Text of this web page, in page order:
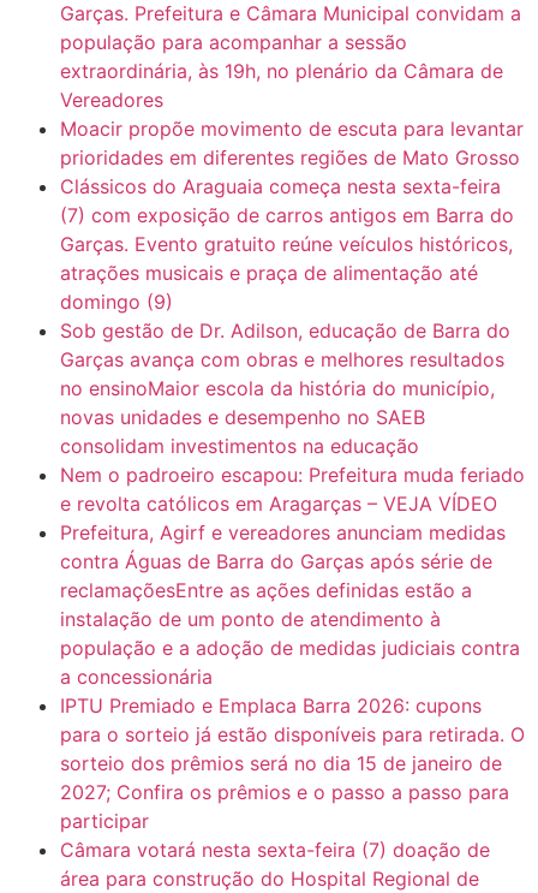
Garças. Prefeitura e Câmara Municipal convidam a
população para acompanhar a sessão
extraordinária, às 19h, no plenário da Câmara de
Vereadores
Moacir propõe movimento de escuta para levantar
prioridades em diferentes regiões de Mato Grosso
Clássicos do Araguaia começa nesta sexta-feira
(7) com exposição de carros antigos em Barra do
Garças. Evento gratuito reúne veículos históricos,
atrações musicais e praça de alimentação até
domingo (9)
Sob gestão de Dr. Adilson, educação de Barra do
Garças avança com obras e melhores resultados
no ensinoMaior escola da história do município,
novas unidades e desempenho no SAEB
consolidam investimentos na educação
Nem o padroeiro escapou: Prefeitura muda feriado
e revolta católicos em Aragarças – VEJA VÍDEO
Prefeitura, Agirf e vereadores anunciam medidas
contra Águas de Barra do Garças após série de
reclamaçõesEntre as ações definidas estão a
instalação de um ponto de atendimento à
população e a adoção de medidas judiciais contra
a concessionária
IPTU Premiado e Emplaca Barra 2026: cupons
para o sorteio já estão disponíveis para retirada. O
sorteio dos prêmios será no dia 15 de janeiro de
2027; Confira os prêmios e o passo a passo para
participar
Câmara votará nesta sexta-feira (7) doação de
área para construção do Hospital Regional de